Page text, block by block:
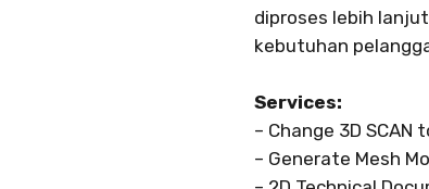
diproses lebih
kebutuhan
Services:
– Change 3D SCAN
– Generate Mesh